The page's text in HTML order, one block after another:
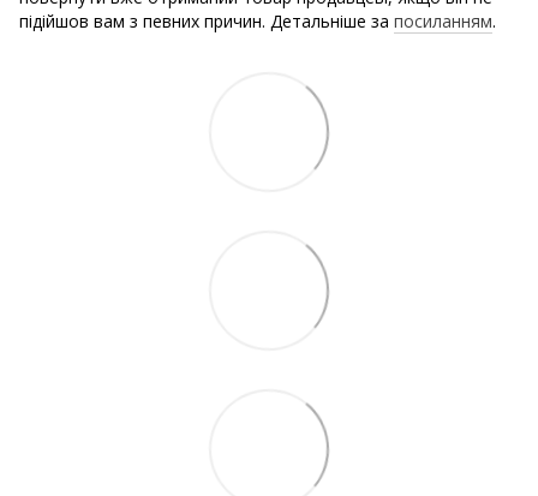
підійшов вам з певних причин. Детальніше за посиланням.